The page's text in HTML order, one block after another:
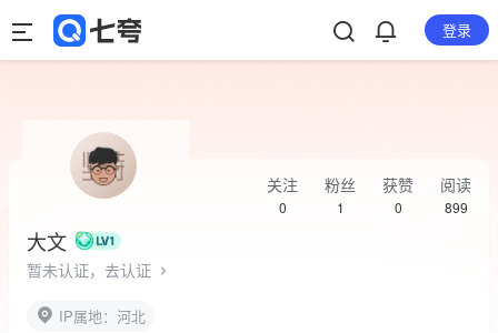
登录
大文
暂未认证，去认证
关注
0
粉丝
1
获赞
0
阅读
899
IP属地：河北